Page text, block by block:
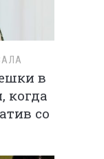
в
когда
со